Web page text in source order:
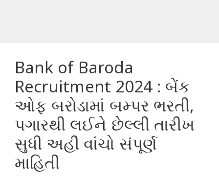
Bank of Baroda
Recruitment 2024 : બેંક
ઓફ બરોડામાં બમ્પર ભરતી,
પગારથી લઈને છેલ્લી તારીખ
સુધી અહીં વાંચો સંપૂર્ણ
માહિતી